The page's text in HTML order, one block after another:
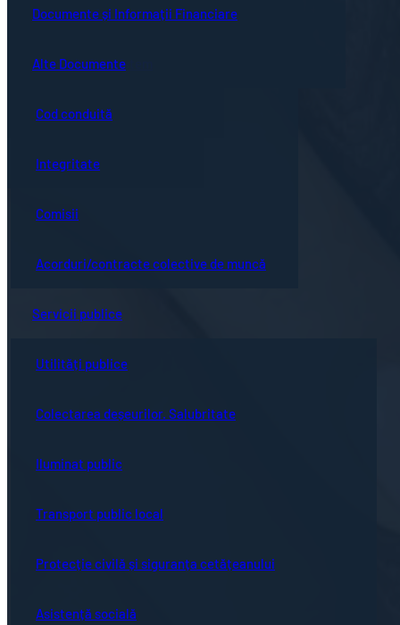
Guvernanță corporativă
Bistrița turistică
Evenimente locale
Hartă oraș
Ședințe online
Documente ședință
Hotărârile Consiliului Local
Concursuri
Proceduri de sistem
Cod conduită
Integritate
Comisii
Acorduri/contracte colective de muncă
Servicii publice
Utilități publice
Colectarea deșeurilor. Salubritate
Iluminat public
Transport public local
Protecție civilă și siguranța cetățeanului
Asistență socială
Documente și Informații Financiare
Alte Documente